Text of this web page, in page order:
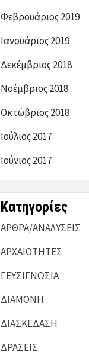
Φεβρουάριος 2019
Ιανουάριος 2019
Δεκέμβριος 2018
Νοέμβριος 2018
Οκτώβριος 2018
Ιούλιος 2017
Ιούνιος 2017
Kατηγορίες
ΑΡΘΡΑ/ΑΝΑΛΥΣΕΙΣ
ΑΡΧΑΙΟΤΗΤΕΣ
ΓΕΥΣΙΓΝΩΣΙΑ
ΔΙΑΜΟΝΗ
ΔΙΑΣΚΕΔΑΣΗ
ΔΡΑΣΕΙΣ